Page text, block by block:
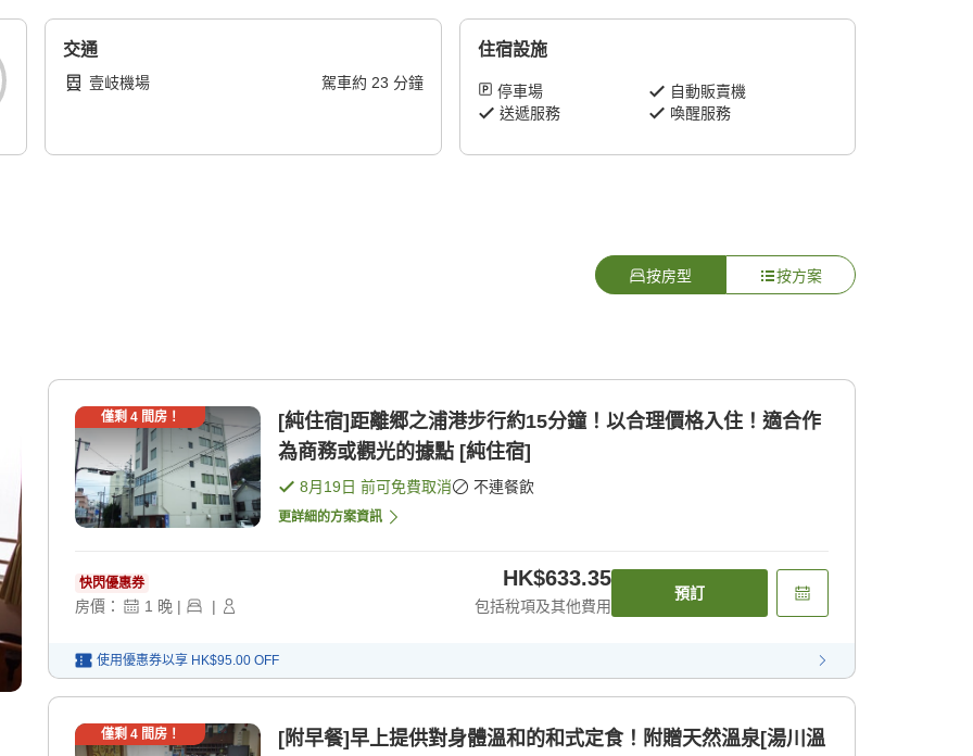
交通
壹岐機場 駕車約 23 分鐘
住宿設施
停車場
自動販賣機
送遞服務
喚醒服務
按房型 按方案
僅剩 4間房！
[純住宿]距離郷之浦港步行約15分鐘！以合理價格入住！適合作
為商務或觀光的據點 [純住宿]
8月19日 前可免費取消 不連餐飲
更詳細的方案資訊
快閃優惠券
房價： 1 晚 | |
HK$633.35
包括稅項及其他費用
預訂
使用優惠券以享 HK$95.00 OFF
僅剩 4間房！ [附早餐]早上提供對身體溫和的和式定食！附贈天然溫泉[湯川溫